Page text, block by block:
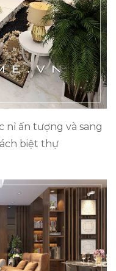
nỉ ấn tượng và sang
biệt thự